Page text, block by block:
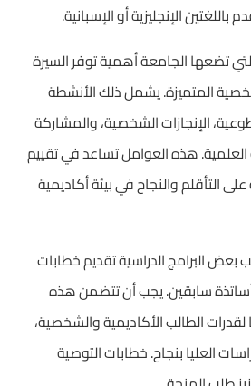
تضعها الجامعة أهمية توفر السيرة
المتميزة. يشمل ذلك الأنشطة
الإنجازات الشخصية، والمشاركة
العلمية. هذه العوامل تساعد في تقييم
التأقلم والنجاح في بيئة أكاديمية
بعض البرامج الدراسية تقديم خطابات
سابقين. يجب أن تتضمن هذه
الطالب الأكاديمية والشخصية،
العليا بنجاح. خطابات التوصية